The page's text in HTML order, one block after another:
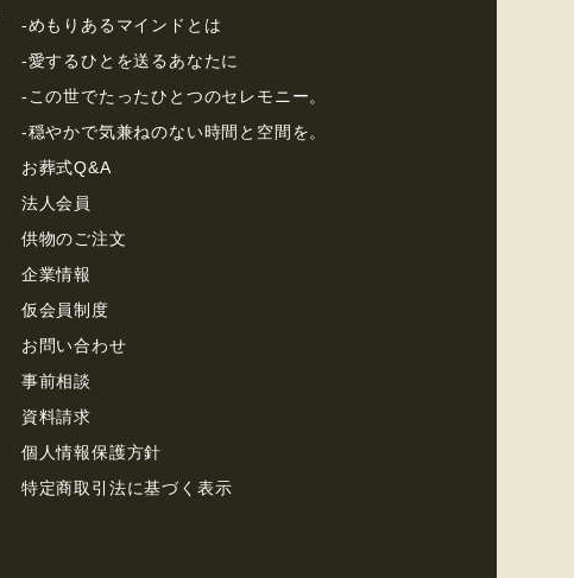
-めもりあるマインドとは
-愛するひとを送るあなたに
-この世でたったひとつのセレモニー。
-穏やかで気兼ねのない時間と空間を。
お葬式Q&A
法⼈会員
供物のご注⽂
企業情報
仮会員制度
お問い合わせ
事前相談
資料請求
個⼈情報保護⽅針
特定商取引法に基づく表⽰